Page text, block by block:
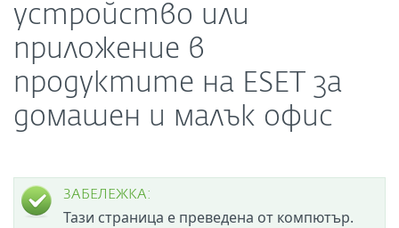
устройство или
приложение в
продуктите на ESET за
домашен и малък офис
ЗАБЕЛЕЖКА:
Тази страница е преведена от компютър.